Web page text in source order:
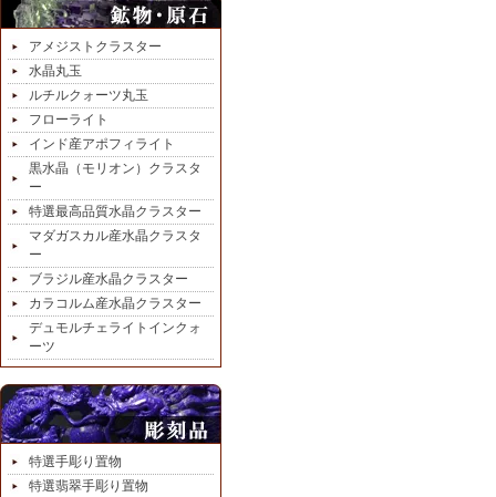
アメジストクラスター
水晶丸玉
ルチルクォーツ丸玉
フローライト
インド産アポフィライト
黒水晶（モリオン）クラスタ
ー
特選最高品質水晶クラスター
マダガスカル産水晶クラスタ
ー
ブラジル産水晶クラスター
カラコルム産水晶クラスター
デュモルチェライトインクォ
ーツ
特選手彫り置物
特選翡翠手彫り置物